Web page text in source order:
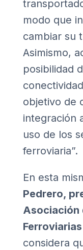
modo que
cambiar su
Asimismo,
posibilidad
objetivo de
integración
uso de los
ferroviaria”.
En esta
Pedrero,
Asociación
considera